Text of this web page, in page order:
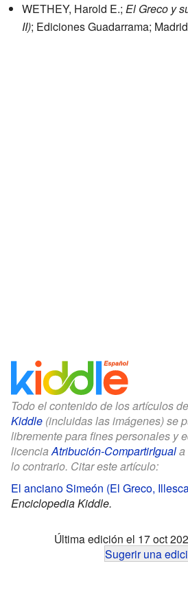
WETHEY, Harold E.; El Greco y
II); Ediciones Guadarrama;
Todo el contenido de los artículos
Kiddle (incluidas las imágenes) se
libremente para fines personales y
licenciaAtribución-CompartirIguala
lo contrario. Citar este artículo:
El anciano Simeón (El Greco,
Enciclopedia Kiddle.
Última edición el 17 oct
Sugerir una